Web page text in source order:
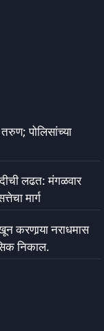
पोलिसांच्या
लढत: मंगळवार
मार्ग
नराधमास
निकाल.